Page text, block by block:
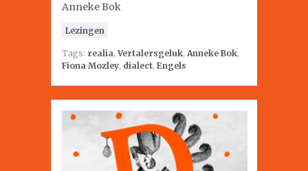
Anneke Bok
Lezingen
Tags: realia,Vertalersgeluk, Anneke Bok,
Fiona Mozley, dialect, Engels